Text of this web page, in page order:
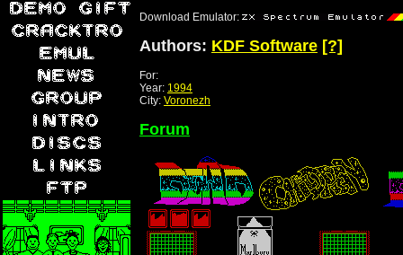
Download Emulator:
Authors: KDF Software [?]
For:
Year: 1994
City: Voronezh
Forum